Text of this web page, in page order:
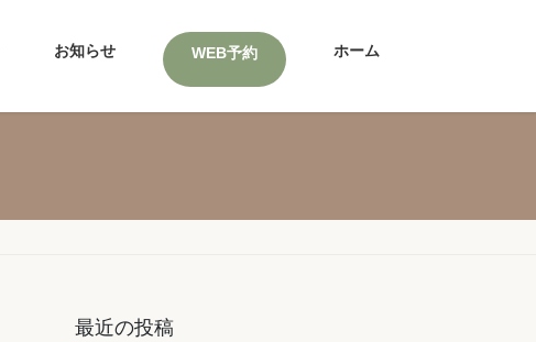
お知らせ WEB予約 ホーム
最近の投稿